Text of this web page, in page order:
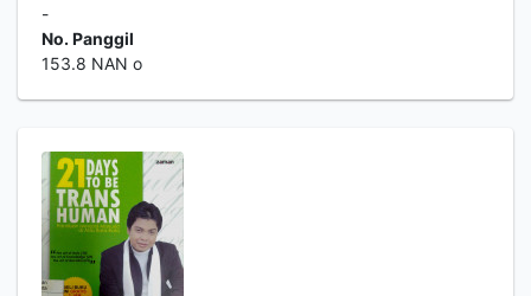
-
No. Panggil
153.8 NAN o